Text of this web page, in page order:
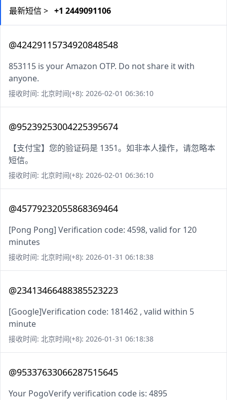
最新短信 > +1 2449091106
@42429115734920848548
853115 is your Amazon OTP. Do not share it with
anyone.
接收时间: 北京时间(+8): 2026-02-01 06:36:10
@95239253004225395674
【支付宝】您的验证码是 1351。如非本人操作，请忽略本
短信。
接收时间: 北京时间(+8): 2026-02-01 06:36:10
@45779232055868369464
[Pong Pong] Verification code: 4598, valid for 120
minutes
接收时间: 北京时间(+8): 2026-01-31 06:18:38
@23413466488385523223
[Google]Verification code: 181462 , valid within 5
minute
接收时间: 北京时间(+8): 2026-01-31 06:18:38
@95337633066287515645
Your PogoVerify verification code is: 4895